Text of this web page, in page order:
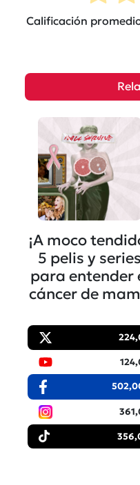
Calificación
¡A moco
5 pelis y series
para entender
cáncer de